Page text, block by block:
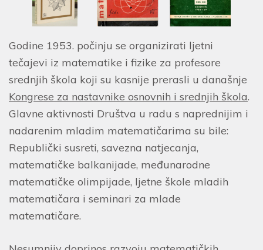
Godine 1953. počinju se organizirati ljetni
tečajevi iz matematike i fizike za profesore
srednjih škola koji su kasnije prerasli u današnje
Kongrese za nastavnike osnovnih i srednjih škola.
Glavne aktivnosti Društva u radu s naprednijim i
nadarenim mladim matematičarima su bile:
Republički susreti, savezna natjecanja,
matematičke balkanijade, međunarodne
matematičke olimpijade, ljetne škole mladih
matematičara i seminari za mlade
matematičare.